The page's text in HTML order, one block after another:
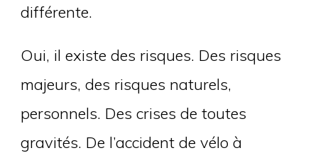
différente.
Oui, il existe des risques. Des risques
majeurs, des risques naturels,
personnels. Des crises de toutes
gravités. De l’accident de vélo à